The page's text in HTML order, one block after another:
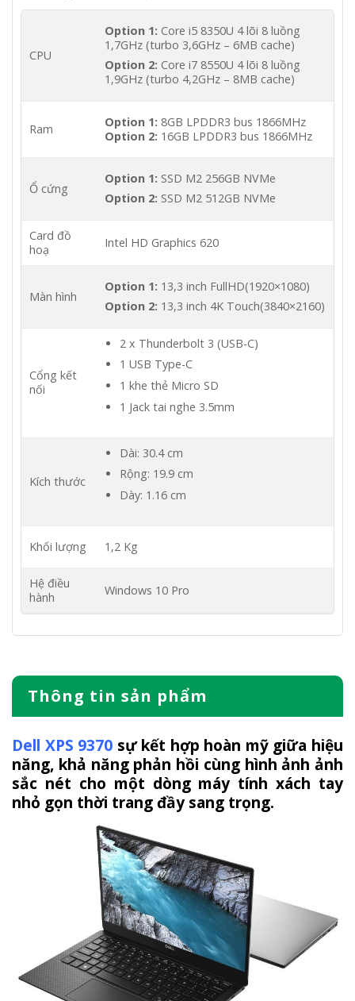
Thông tin sản phẩm
Dell XPS 9370 sự kết hợp hoàn mỹ giữa hiệu
năng, khả năng phản hồi cùng hình ảnh ảnh
sắc nét cho một dòng máy tính xách tay
nhỏ gọn thời trang đầy sang trọng.
CPU
Option 1: Core i5 8350U 4 lõi 8 luồng
1,7GHz (turbo 3,6GHz – 6MB cache)
Option 2: Core i7 8550U 4 lõi 8 luồng
1,9GHz (turbo 4,2GHz – 8MB cache)
Ram Option 1: 8GB LPDDR3 bus 1866MHz
Option 2: 16GB LPDDR3 bus 1866MHz
Ổ cứng
Option 1: SSD M2 256GB NVMe
Option 2: SSD M2 512GB NVMe
Card đồ
hoạ
Intel HD Graphics 620
Màn hình
Option 1: 13,3 inch FullHD(1920×1080)
Option 2: 13,3 inch 4K Touch(3840×2160)
Cổng kết
nối
2 x Thunderbolt 3 (USB-C)
1 USB Type-C
1 khe thẻ Micro SD
1 Jack tai nghe 3.5mm
Kích thước
Dài: 30.4 cm
Rộng: 19.9 cm
Dày: 1.16 cm
Khối lượng 1,2 Kg
Hệ điều
hành
Windows 10 Pro